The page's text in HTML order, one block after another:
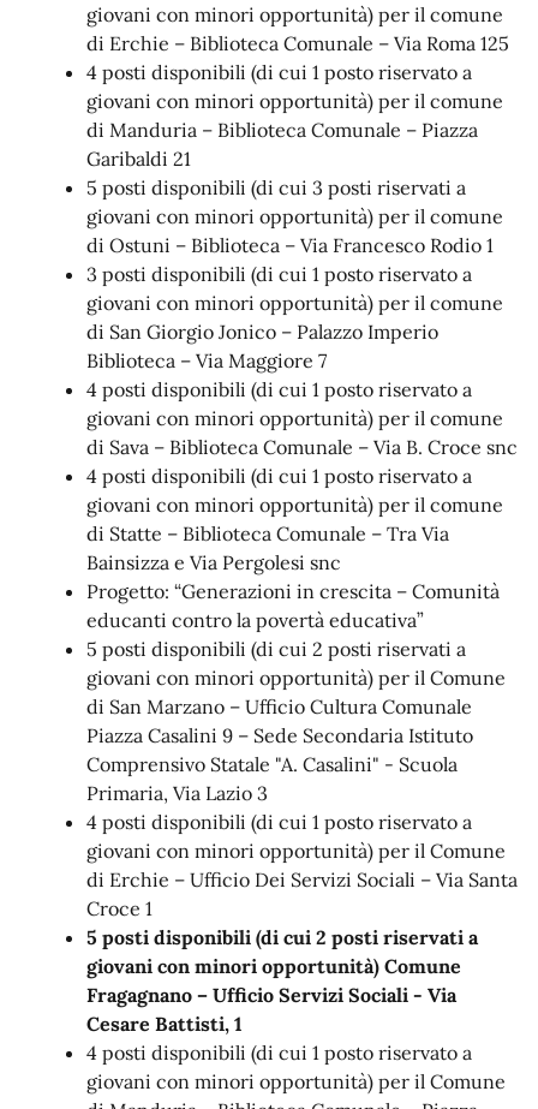
giovani con minori opportunità) per il comune
di Erchie – Biblioteca Comunale – Via Roma 125
4 posti disponibili (di cui 1 posto riservato a
giovani con minori opportunità) per il comune
di Manduria – Biblioteca Comunale – Piazza
Garibaldi 21
5 posti disponibili (di cui 3 posti riservati a
giovani con minori opportunità) per il comune
di Ostuni – Biblioteca – Via Francesco Rodio 1
3 posti disponibili (di cui 1 posto riservato a
giovani con minori opportunità) per il comune
di San Giorgio Jonico – Palazzo Imperio
Biblioteca – Via Maggiore 7
4 posti disponibili (di cui 1 posto riservato a
giovani con minori opportunità) per il comune
di Sava – Biblioteca Comunale – Via B. Croce snc
4 posti disponibili (di cui 1 posto riservato a
giovani con minori opportunità) per il comune
di Statte – Biblioteca Comunale – Tra Via
Bainsizza e Via Pergolesi snc
Progetto: “Generazioni in crescita – Comunità
educanti contro la povertà educativa”
5 posti disponibili (di cui 2 posti riservati a
giovani con minori opportunità) per il Comune
di San Marzano – Ufficio Cultura Comunale
Piazza Casalini 9 – Sede Secondaria Istituto
Comprensivo Statale "A. Casalini" - Scuola
Primaria, Via Lazio 3
4 posti disponibili (di cui 1 posto riservato a
giovani con minori opportunità) per il Comune
di Erchie – Ufficio Dei Servizi Sociali – Via Santa
Croce 1
5 posti disponibili (di cui 2 posti riservati a
giovani con minori opportunità) Comune
Fragagnano – Ufficio Servizi Sociali - Via
Cesare Battisti, 1
4 posti disponibili (di cui 1 posto riservato a
giovani con minori opportunità) per il Comune